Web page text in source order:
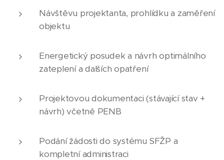
Návštěvu projektanta, prohlídku a zaměření
objektu
Energetický posudek a návrh optimálního
zateplení a dalších opatření
Projektovou dokumentaci (stávající stav +
návrh) včetně PENB
Podání žádosti do systému SFŽP a
kompletní administraci